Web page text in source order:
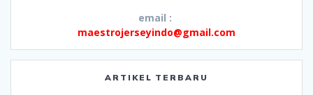
email :
maestrojerseyindo@gmail.com
ARTIKEL TERBARU